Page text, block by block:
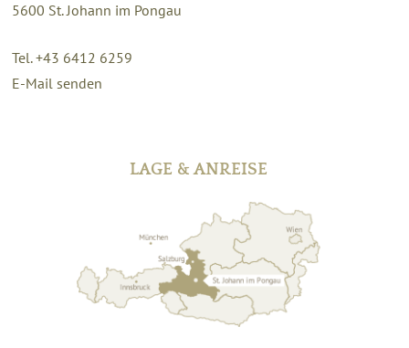
5600 St. Johann im Pongau
Tel. +43 6412 6259
E-Mail senden
LAGE & ANREISE